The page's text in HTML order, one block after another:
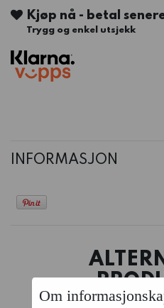
Kjøp nå - betal
Trygg og enkel utsjekk
INFORMASJON
Om